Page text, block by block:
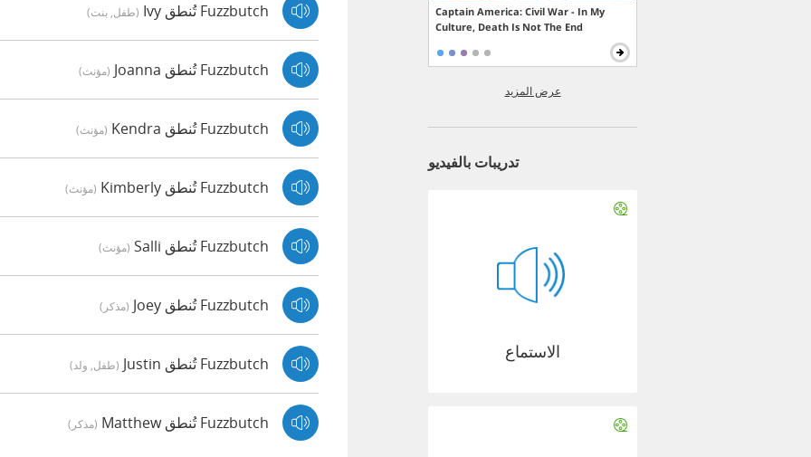
Fuzzbutch تُنطق Ivy (طفل, بنت)
Fuzzbutch تُنطق Joanna (مؤنث)
Fuzzbutch تُنطق Kendra (مؤنث)
Fuzzbutch تُنطق Kimberly (مؤنث)
Fuzzbutch تُنطق Salli (مؤنث)
Fuzzbutch تُنطق Joey (مذكر)
Fuzzbutch تُنطق Justin (طفل, ولد)
Fuzzbutch تُنطق Matthew (مذكر)
Captain America: Civil War - In My
Culture, Death Is Not The End
عرض المزيد
تدريبات بالفيديو
الاستماع